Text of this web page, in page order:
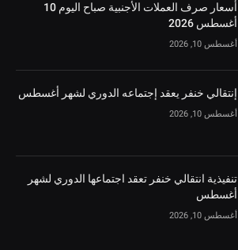
أسعار صرف العملات الأجنبية صباح اليوم 10
أغسطس 2026
أغسطس 10, 2026
إنتقالي خنفر يعقد إجتماعه الدوري لشهر أغسطس
أغسطس 10, 2026
تنفيذية انتقالي خنفر تعقد اجتماعها الدوري لشهر
أغسطس
أغسطس 10, 2026